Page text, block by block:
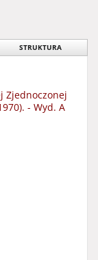
STRUKTURA
Zjednoczonej
- Wyd. A